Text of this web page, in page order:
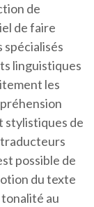
de
de faire
linguistiques
les
stylistiques de
traducteurs
possible de
du texte
au